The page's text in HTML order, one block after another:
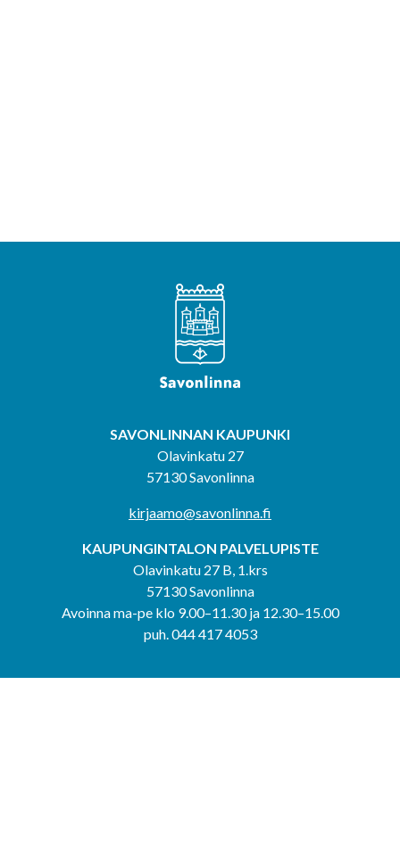
SAVONLINNAN KAUPUNKI
Olavinkatu 27
57130 Savonlinna
kirjaamo@savonlinna.fi
KAUPUNGINTALON PALVELUPISTE
Olavinkatu 27 B, 1.krs
57130 Savonlinna
Avoinna ma-pe klo 9.00–11.30 ja 12.30–15.00
puh. 044 417 4053